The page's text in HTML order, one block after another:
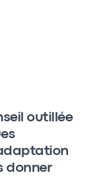
outillée
donner